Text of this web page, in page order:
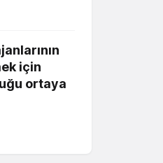
için
ortaya